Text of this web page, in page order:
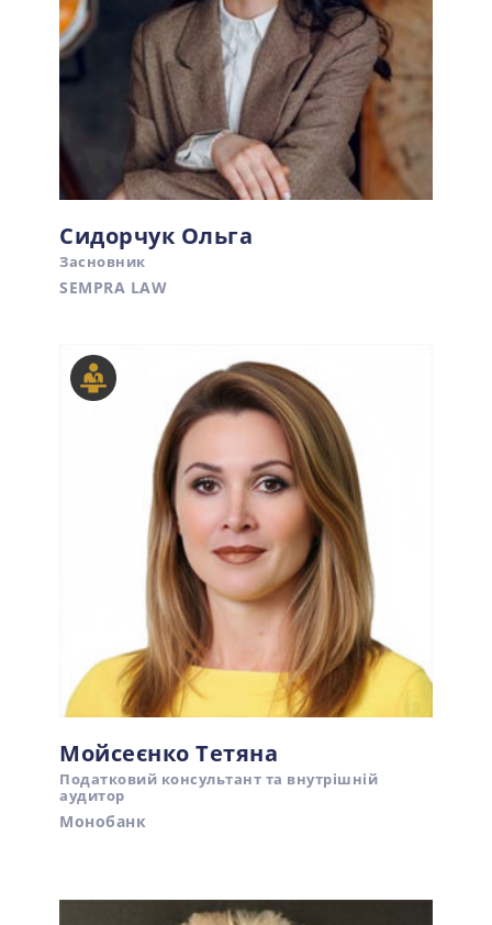
Сидорчук Ольга
Засновник
SEMPRA LAW
Мойсеєнко Тетяна
Податковий консультант та внутрішній
аудитор
Монобанк